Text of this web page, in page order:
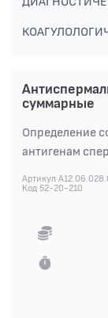
ПЦР-
суммарные
Определение
антигенам
Артикул
Код 52-20-210